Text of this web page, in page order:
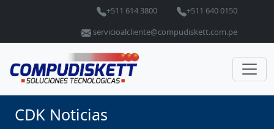
+511 614 3800
+511 640 0150
servicioalcliente@compudiskett.com.pe
CDK Noticias